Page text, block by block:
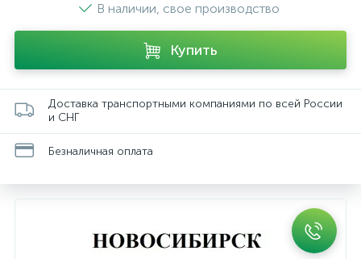
В наличии, свое производство
Купить
Доставка транспортными компаниями по всей России
и СНГ
Безналичная оплата